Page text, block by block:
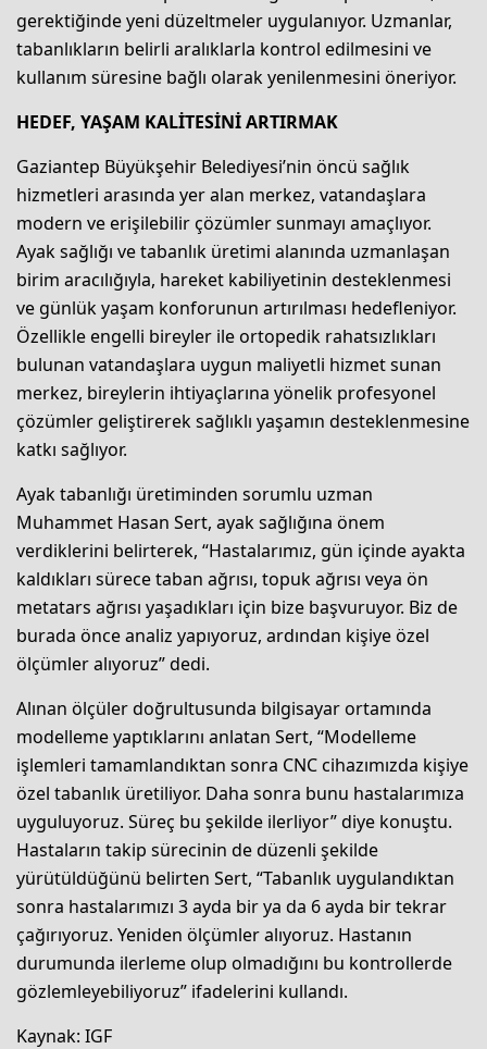
gerektiğinde yeni düzeltmeler uygulanıyor. Uzmanlar,
tabanlıkların belirli aralıklarla kontrol edilmesini ve
kullanım süresine bağlı olarak yenilenmesini öneriyor.
HEDEF, YAŞAM KALİTESİNİ ARTIRMAK
Gaziantep Büyükşehir Belediyesi’nin öncü sağlık
hizmetleri arasında yer alan merkez, vatandaşlara
modern ve erişilebilir çözümler sunmayı amaçlıyor.
Ayak sağlığı ve tabanlık üretimi alanında uzmanlaşan
birim aracılığıyla, hareket kabiliyetinin desteklenmesi
ve günlük yaşam konforunun artırılması hedefleniyor.
Özellikle engelli bireyler ile ortopedik rahatsızlıkları
bulunan vatandaşlara uygun maliyetli hizmet sunan
merkez, bireylerin ihtiyaçlarına yönelik profesyonel
çözümler geliştirerek sağlıklı yaşamın desteklenmesine
katkı sağlıyor.
Ayak tabanlığı üretiminden sorumlu uzman
Muhammet Hasan Sert, ayak sağlığına önem
verdiklerini belirterek, “Hastalarımız, gün içinde ayakta
kaldıkları sürece taban ağrısı, topuk ağrısı veya ön
metatars ağrısı yaşadıkları için bize başvuruyor. Biz de
burada önce analiz yapıyoruz, ardından kişiye özel
ölçümler alıyoruz” dedi.
Alınan ölçüler doğrultusunda bilgisayar ortamında
modelleme yaptıklarını anlatan Sert, “Modelleme
işlemleri tamamlandıktan sonra CNC cihazımızda kişiye
özel tabanlık üretiliyor. Daha sonra bunu hastalarımıza
uyguluyoruz. Süreç bu şekilde ilerliyor” diye konuştu.
Hastaların takip sürecinin de düzenli şekilde
yürütüldüğünü belirten Sert, “Tabanlık uygulandıktan
sonra hastalarımızı 3 ayda bir ya da 6 ayda bir tekrar
çağırıyoruz. Yeniden ölçümler alıyoruz. Hastanın
durumunda ilerleme olup olmadığını bu kontrollerde
gözlemleyebiliyoruz” ifadelerini kullandı.
Kaynak: IGF